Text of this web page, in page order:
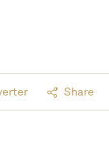
Share